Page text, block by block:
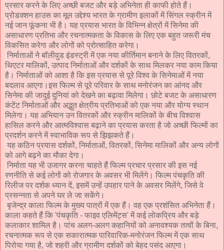
प्रसार करने के लिए अच्छी बजट और बड़े अभिनेता ही काफी होते हैं।
प्रोडक्शन हाउस का मूल उद्देश्य भारत के ग्रामीण इलाकों में सिंगल स्क्रीन में
नई जान फूंकना भी है। यह प्रयास भारत के विभिन्न क्षेत्रों में सिनेमा की
असाधारण प्रतिभा और रचनात्मकता के विकास के लिए एक बहुत जरूरी मंच
विकसित करेगा और लोगों को प्रोत्साहित करेगा।
निर्माताओं ने बॉलीवुड इंडस्ट्री में एक नया कीर्तिमान बनाने के लिए वितरकों,
थिएटर मालिकों, उत्पाद निर्माताओं और दर्शकों के साथ मिलकर नया काम किया
है। निर्माताओं को आशा है कि इस प्रयास से पूरे विश्व के सिनेमाओं में नया
बदलाव आएगा।इस फिल्म से पूरे परिवार के साथ मनोरंजन का आंनद और
सिनेमा की जादुई दुनियां को देखने का बढ़ावा मिलेगा। छोटे बजट के असाधारण
कंटेंट निर्माताओं और अद्भुत क्षेत्रीय प्रतिभाओं को एक नया और योग्य स्थान
मिलेगा। यह अभियान उन वितरकों और स्क्रीन मालिकों के बीच विश्वास
हासिल करने और आत्मविश्वास बढ़ाने का प्रयास करता है जो अच्छी फिल्मों का
प्रदर्शन करने में स्वाभाविक रूप से झिझकते हैं।
यह कठिन प्रयास दर्शकों, निर्माताओं, वितरकों, सिनेमा मालिकों और अन्य लोगों
को आगे बढ़ने का मौका देगा।
निर्माता यह भी उजागर करना चाहते हैं फिल्म प्रचार प्रसार की इस नई
रणनीति से कई लोगों को रोजगार के अवसर भी मिलेंगे। फिल्म पंचकृति की
रिलीज पर दर्शक ध्यान दें, इसमें उन्हें उपहार पाने के अवसर मिलेंगे, जिसे वे
प्रसन्नता से अपने घर ले जा सकेंगे।
बृजेन्द्र काला फिल्म के मुख्य पात्रों में एक हैं। वह एक प्रशंसित अभिनेता हैं।
काला कहते हैं कि 'पंचकृति - फाइव एलिमेंट्स' में कई लोकप्रिय और बड़े
कलाकार शामिल है। पांच अलग-अलग कहानियों को अनावश्यक तत्वों के बिना,
रचनात्मक रूप से एक सकारात्मक पारिवारिक-मनोरंजन फिल्म में एक साथ
पिरोया गया है, जो शहरी और ग्रामीण दर्शकों को बेहद पसंद आएगा।